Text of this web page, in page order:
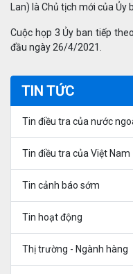
Lan) là Chủ tịch mới của Ủy
Cuộc họp 3 Ủy ban tiếp
đầu ngày 26/4/2021.
TIN TỨC
Tin điều tra của nước
Tin điều tra của Việt Nam
Tin cảnh báo sớm
Tin hoạt động
Thị trường - Ngành hàng